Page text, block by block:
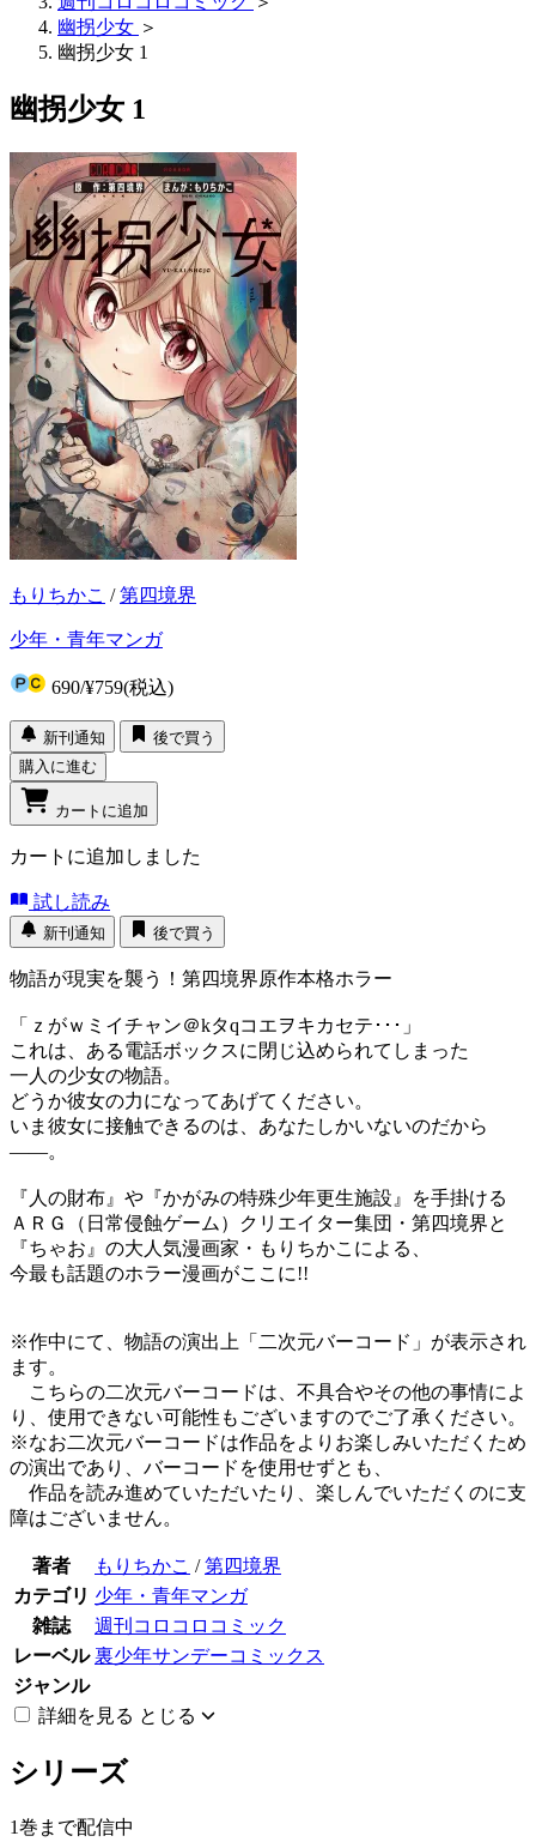
幽拐少女 ＞
幽拐少女 1
幽拐少女 1
もりちかこ /第四境界
少年・青年マンガ
690/¥759(税込)
新刊通知
後で買う
購入に進む
カートに追加
カートに追加しました
試し読み
新刊通知 後で買う
物語が現実を襲う！第四境界原作本格ホラー
「ｚがｗミイチャン＠kタqコエヲキカセテ･･･」
これは、ある電話ボックスに閉じ込められてしまった
一人の少女の物語。
どうか彼女の力になってあげてください。
いま彼女に接触できるのは、あなたしかいないのだから
――。
『人の財布』や『かがみの特殊少年更生施設』を手掛ける
ＡＲＧ（日常侵蝕ゲーム）クリエイター集団・第四境界と
『ちゃお』の大人気漫画家・もりちかこによる、
今最も話題のホラー漫画がここに!!
※作中にて、物語の演出上「二次元バーコード」が表示され
ます。
こちらの二次元バーコードは、不具合やその他の事情によ
り、使用できない可能性もございますのでご了承ください。
※なお二次元バーコードは作品をよりお楽しみいただくため
の演出であり、バーコードを使用せずとも、
作品を読み進めていただいたり、楽しんでいただくのに支
障はございません。
著者 もりちかこ /第四境界
カテゴリ 少年・青年マンガ
雑誌
週刊コロコロコミック
レーベル 裏少年サンデーコミックス
ジャンル
詳細を見る とじる
シリーズ
1巻まで配信中